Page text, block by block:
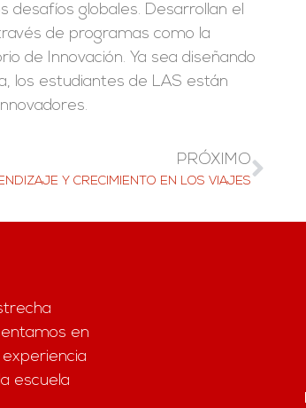
globales. Desarrollan el
de programas como la
de Innovación. Ya sea diseñando
los estudiantes de LAS están
PRÓXIMO
Y CRECIMIENTO EN LOS VIAJES
en
escuela